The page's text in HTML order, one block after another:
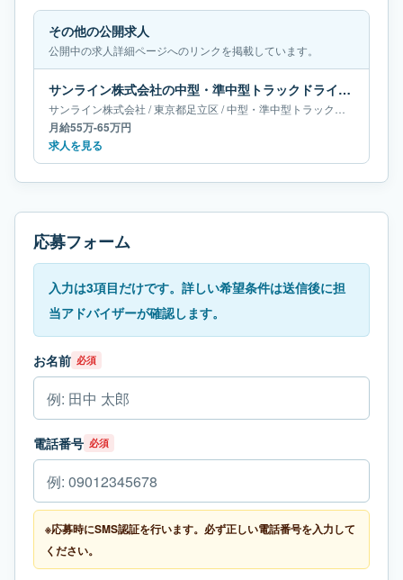
その他の公開求人
公開中の求人詳細ページへのリンクを掲載しています。
サンライン株式会社の中型・準中型トラックドライバー求人｜東京都足立区｜月給55万-65万円
サンライン株式会社 /東京都足立区 /中型・準中型トラックドライバー
月給55万-65万円
求人を見る
応募フォーム
入力は3項目だけです。詳しい希望条件は送信後に担
当アドバイザーが確認します。
お名前 必須
電話番号 必須
※応募時にSMS認証を行います。必ず正しい電話番号を入力して
ください。